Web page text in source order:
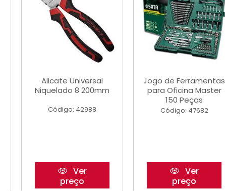
Alicate Universal
Niquelado 8 200mm
Código: 42988
Ver
preço
Jogo de Ferramentas
para Oficina Master
150 Peças
Código: 47682
Ver
preço